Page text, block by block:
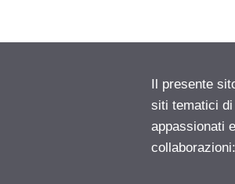
Il presente
siti tematici di
appassionati
collaborazioni: